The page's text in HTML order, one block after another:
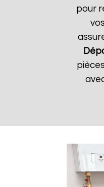
pour